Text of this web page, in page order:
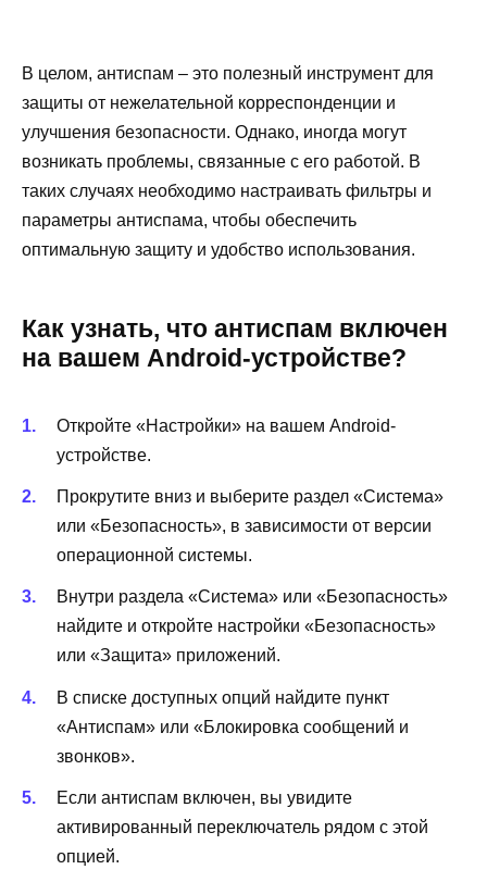
В целом, антиспам – это полезный инструмент для
защиты от нежелательной корреспонденции и
улучшения безопасности. Однако, иногда могут
возникать проблемы, связанные с его работой. В
таких случаях необходимо настраивать фильтры и
параметры антиспама, чтобы обеспечить
оптимальную защиту и удобство использования.
Как узнать, что антиспам включен
на вашем Android-устройстве?
Откройте «Настройки» на вашем Android-
устройстве.
Прокрутите вниз и выберите раздел «Система»
или «Безопасность», в зависимости от версии
операционной системы.
Внутри раздела «Система» или «Безопасность»
найдите и откройте настройки «Безопасность»
или «Защита» приложений.
В списке доступных опций найдите пункт
«Антиспам» или «Блокировка сообщений и
звонков».
Если антиспам включен, вы увидите
активированный переключатель рядом с этой
опцией.